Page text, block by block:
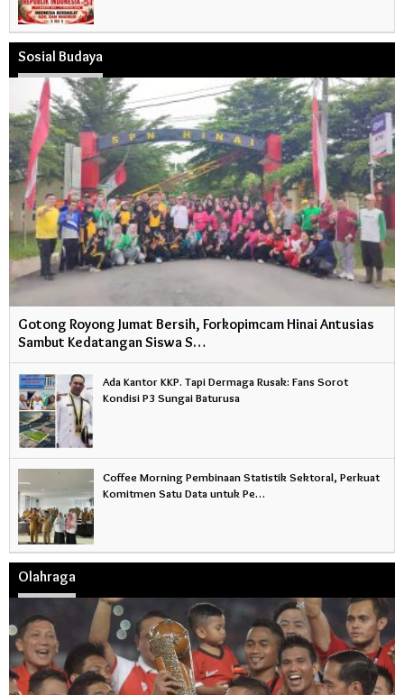
Sosial Budaya
Gotong Royong Jumat Bersih, Forkopimcam Hinai Antusias
Sambut Kedatangan Siswa S…
Ada Kantor KKP. Tapi Dermaga Rusak: Fans Sorot
Kondisi P3 Sungai Baturusa
Coffee Morning Pembinaan Statistik Sektoral, Perkuat
Komitmen Satu Data untuk Pe…
Olahraga